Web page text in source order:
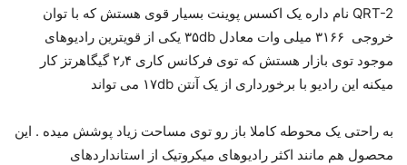
QRT-2 نام داره یک اکسس پوینت بسیار قوی هستش که با توان
خروجی ۳۱۶۶ میلی وات معادل ۳۵db یکی از قویترین رادیوهای
موجود توی بازار هستش که توی فرکانس کاری ۲٫۴ گیگاهرتز کار
میکنه این رادیو با برخورداری از یک آنتن ۱۷db می تواند
به راحتی یک محوطه کاملا باز رو توی مساحت زیاد پوشش میده . این
محصول هم مانند اکثر رادیوهای میکروتیک از استانداردهای